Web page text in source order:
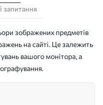
запитання
зображених предметів
на сайті. Це залежить
вашого монітора, а